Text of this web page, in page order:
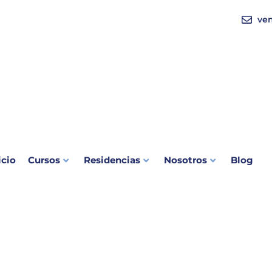
Cursos Residencias Nosotros Blog